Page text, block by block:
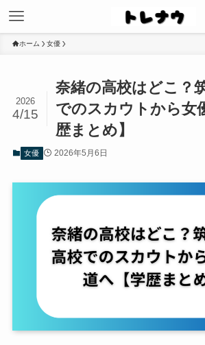
ホーム 女優
奈緒の高校はどこ？
でのスカウトから女
歴まとめ】
2026
4/15
女優 2026年5月6日